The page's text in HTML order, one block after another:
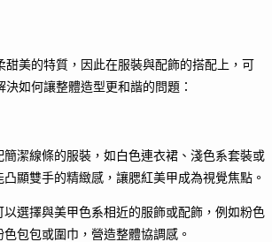
甜美的特質，因此在服裝與配飾的搭配上，可
如何讓整體造型更和諧的問題：
簡潔線條的服裝，如白色連衣裙、淺色系套裝或
顯雙手的精緻感，讓腮紅美甲成為視覺焦點。
以選擇與美甲色系相近的服飾或配飾，例如粉色
包包或圍巾，營造整體協調感。